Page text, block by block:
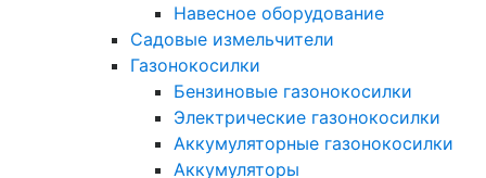
Навесное оборудование
Садовые измельчители
Газонокосилки
Бензиновые газонокосилки
Электрические газонокосилки
Аккумуляторные газонокосилки
Аккумуляторы